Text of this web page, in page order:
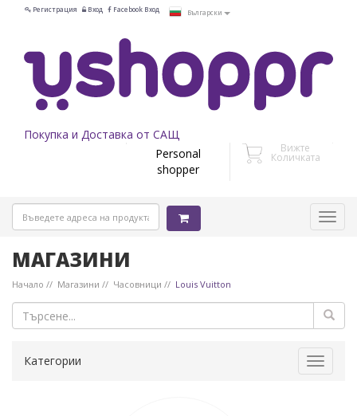
Регистрация Вход Facebook Вход Български
Покупка и Доставка от САЩ
Personal
shopper
Вижте
Количката
МАГАЗИНИ
Начало Магазини Часовници Louis Vuitton
Toggle
Категории